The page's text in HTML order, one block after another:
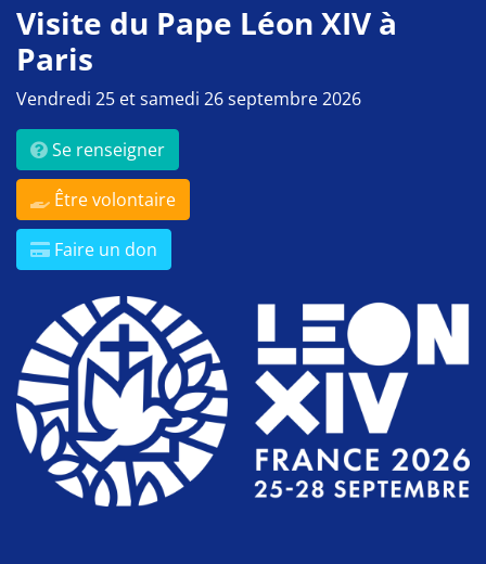
Visite du Pape Léon XIV à
Paris
Vendredi 25 et samedi 26 septembre 2026
Se renseigner
Être volontaire
Faire un don